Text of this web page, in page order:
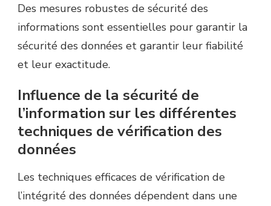
Des mesures robustes de sécurité des
informations sont essentielles pour garantir la
sécurité des données et garantir leur fiabilité
et leur exactitude.
Influence de la sécurité de
l’information sur les différentes
techniques de vérification des
données
Les techniques efficaces de vérification de
l’intégrité des données dépendent dans une